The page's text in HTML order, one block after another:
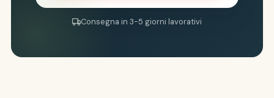
Consegna in 3-5 giorni lavorativi